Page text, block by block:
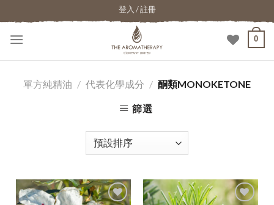
登入 / 註冊
0
單方純精油 / 代表化學成分 / 酮類MONOKETONE
篩選